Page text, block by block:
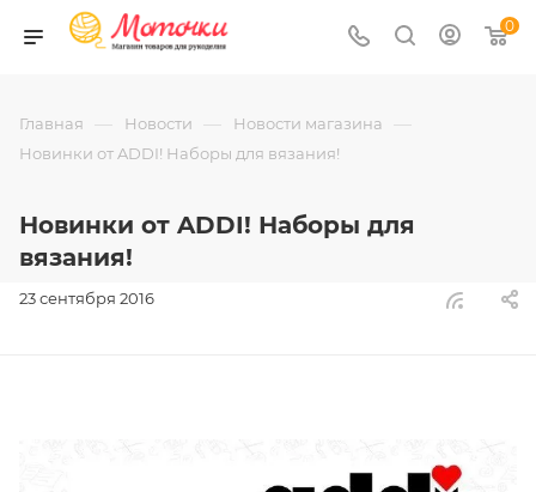
0
Главная — Новости — Новости магазина —
Новинки от ADDI! Наборы для вязания!
Новинки от ADDI! Наборы для
вязания!
23 сентября 2016